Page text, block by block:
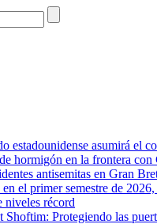
estadounidense asumirá el
hormigón en la frontera con
antisemitas en Gran
el primer semestre de
niveles récord
Shoftim: Protegiendo las